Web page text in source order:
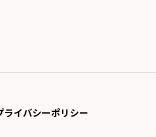
ライバシーポリシー